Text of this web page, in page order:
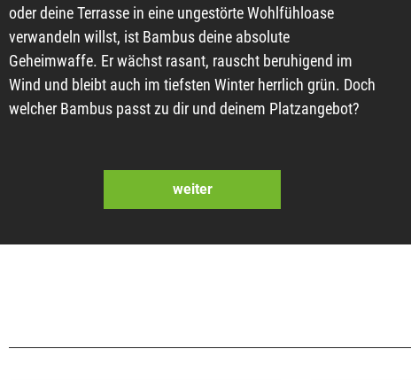
oder deine Terrasse in eine ungestörte Wohlfühloase
verwandeln willst, ist Bambus deine absolute
Geheimwaffe. Er wächst rasant, rauscht beruhigend im
Wind und bleibt auch im tiefsten Winter herrlich grün. Doch
welcher Bambus passt zu dir und deinem Platzangebot?
weiter